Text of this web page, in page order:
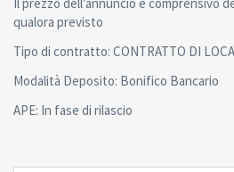
qualora previsto
Tipo di contratto: CONTRATTO DI
Modalità Deposito: Bonifico Bancario
APE: In fase di rilascio